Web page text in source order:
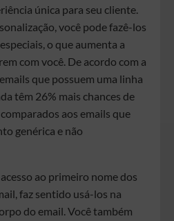
única para seu cliente.
você pode fazê-los
o que aumenta a
com você. De acordo com a
que possuem uma linha
têm 26% mais chances de
aos emails que
genérica e não
ao primeiro nome dos
faz sentido usá-los na
do email. Você também